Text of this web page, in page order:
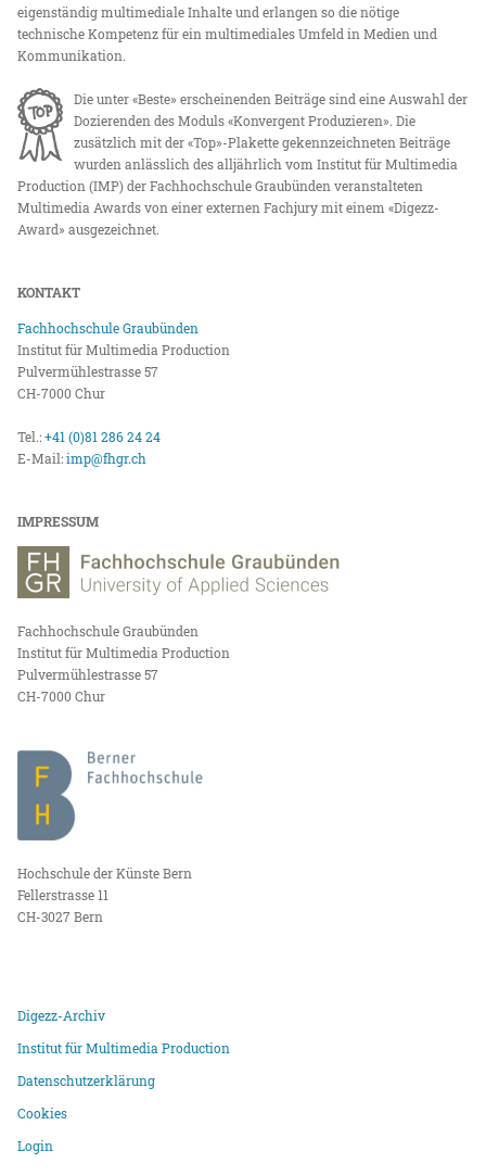
eigenständig multimediale Inhalte und erlangen so die nötige
technische Kompetenz für ein multimediales Umfeld in Medien und
Kommunikation.
Die unter «Beste» erscheinenden Beiträge sind eine Auswahl der
Dozierenden des Moduls «Konvergent Produzieren». Die
zusätzlich mit der «Top»-Plakette gekennzeichneten Beiträge
wurden anlässlich des alljährlich vom Institut für Multimedia
Production (IMP) der Fachhochschule Graubünden veranstalteten
Multimedia Awards von einer externen Fachjury mit einem «Digezz-
Award» ausgezeichnet.
KONTAKT
Fachhochschule Graubünden
Institut für Multimedia Production
Pulvermühlestrasse 57
CH-7000 Chur
Tel.:+41 (0)81 286 24 24
E-Mail:imp@fhgr.ch
IMPRESSUM
Fachhochschule Graubünden
Institut für Multimedia Production
Pulvermühlestrasse 57
CH-7000 Chur
Hochschule der Künste Bern
Fellerstrasse 11
CH-3027 Bern
Digezz-Archiv
Institut für Multimedia Production
Datenschutzerklärung
Cookies
Login